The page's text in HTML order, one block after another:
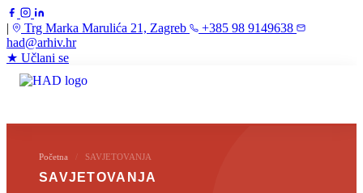
| Trg Marka Marulića 21, Zagreb
+385 98 9149638
had@arhiv.hr
★ Učlani se
Početna SAVJETOVANJA
SAVJETOVANJA